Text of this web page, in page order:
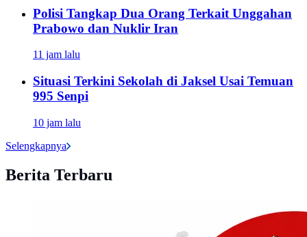
Polisi Tangkap Dua Orang Terkait Unggahan
Prabowo dan Nuklir Iran
11 jam lalu
Situasi Terkini Sekolah di Jaksel Usai Temuan
995 Senpi
10 jam lalu
Selengkapnya
Berita Terbaru